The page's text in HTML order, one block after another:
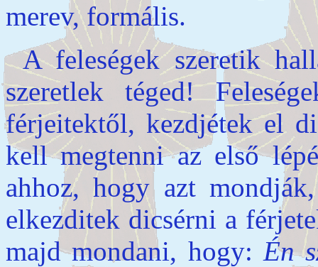
merev, formális.
A feleségek szeretik
szeretlek téged!
férjeitektől, kezdjétek el
kell megtenni az első
ahhoz, hogy azt
elkezditek dicsérni a
majd mondani, hogy: Én